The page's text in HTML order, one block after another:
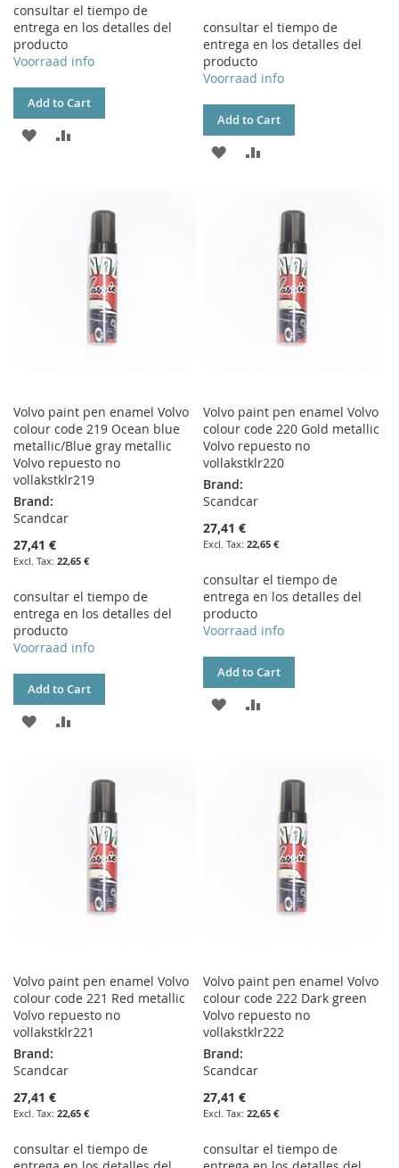
consultar el tiempo de
entrega en los detalles del
producto
Voorraad info
Add to Cart
ADD
consultar el tiempo de
entrega en los detalles del
producto
Voorraad info
Add to Cart
ADD
COMPARE
Volvo paint pen enamel Volvo
colour code 219 Ocean blue
metallic/Blue gray metallic
Volvo repuesto no
vollakstklr219
Brand:
Scandcar
27,41 €
22,65 €
consultar el tiempo de
entrega en los detalles del
producto
Voorraad info
Add to Cart
ADD
COMPARE
Volvo paint pen enamel Volvo
colour code 220 Gold metallic
Volvo repuesto no
vollakstklr220
Brand:
Scandcar
27,41 €
22,65 €
consultar el tiempo de
entrega en los detalles del
producto
Voorraad info
Add to Cart
ADD
Volvo paint pen enamel Volvo
colour code 221 Red metallic
Volvo repuesto no
vollakstklr221
Brand:
Scandcar
27,41 €
22,65 €
consultar el tiempo de
Volvo paint pen enamel Volvo
colour code 222 Dark green
Volvo repuesto no
vollakstklr222
Brand:
Scandcar
27,41 €
22,65 €
consultar el tiempo de